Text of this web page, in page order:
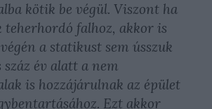
kötik be végül. Viszont ha
falhoz, akkor is
a statikust sem ússzuk
év alatt a nem
is hozzájárulnak az épület
Ezt akkor